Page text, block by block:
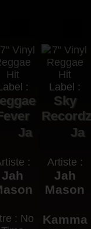
:
Ja
:
Jah
: No
Label :
Sky
Ja
Artiste :
Jah
Mason
Kamma